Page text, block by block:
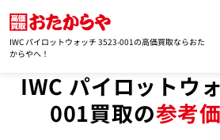
IWC パイロットウォッチ 3523-001の高価買取ならおた
からやへ！
IWC パイロットウ
001買取の参考